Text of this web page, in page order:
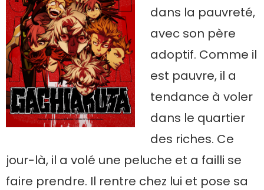
dans la pauvreté,
avec son père
adoptif. Comme il
est pauvre, il a
tendance à voler
dans le quartier
des riches. Ce
jour-là, il a volé une peluche et a failli se
faire prendre. Il rentre chez lui et pose sa